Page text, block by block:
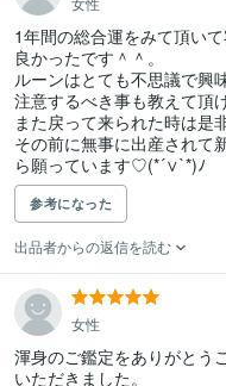
1年間の総合運をみて頂い
良かったです＾＾。
ルーンはとても不思議で興
注意するべき事も教えて頂
また戻って来られた時は是
その前に無事に出産されて
参考になった
出品者からの返信を読む
女性
渾身のご鑑定をありがとう
いただきました。